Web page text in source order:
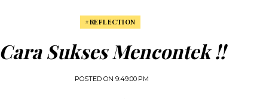
#REFLECTION
Cara Sukses Mencontek !!
POSTED ON 9:49:00 PM